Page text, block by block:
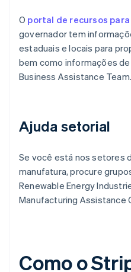
O portal de recursos
governador tem
estaduais e locais para
bem como informações
Business Assistance Team.
Ajuda setorial
Se você está nos setores
manufatura, procure
Renewable Energy
Manufacturing Assistance
Como o